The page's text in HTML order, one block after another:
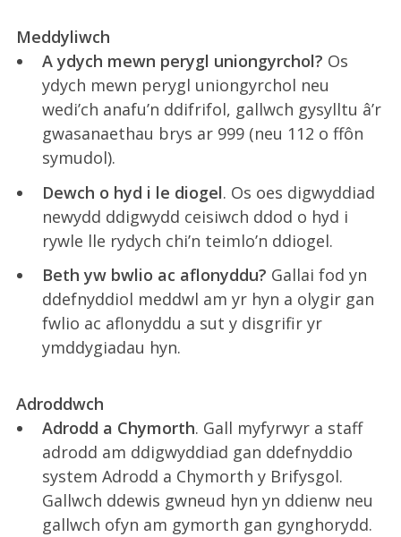
Meddyliwch
A ydych mewn perygl uniongyrchol? Os
ydych mewn perygl uniongyrchol neu
wedi’ch anafu’n ddifrifol, gallwch gysylltu â’r
gwasanaethau brys ar 999 (neu 112 o ffôn
symudol).
Dewch o hyd i le diogel. Os oes digwyddiad
newydd ddigwydd ceisiwch ddod o hyd i
rywle lle rydych chi’n teimlo’n ddiogel.
Beth yw bwlio ac aflonyddu? Gallai fod yn
ddefnyddiol meddwl am yr hyn a olygir gan
fwlio ac aflonyddu a sut y disgrifir yr
ymddygiadau hyn.
Adroddwch
Adrodd a Chymorth. Gall myfyrwyr a staff
adrodd am ddigwyddiad gan ddefnyddio
system Adrodd a Chymorth y Brifysgol.
Gallwch ddewis gwneud hyn yn ddienw neu
gallwch ofyn am gymorth gan gynghorydd.